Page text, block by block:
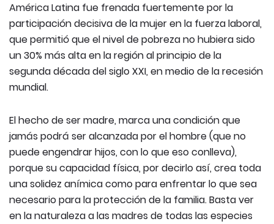
América Latina fue frenada fuertemente por la
participación decisiva de la mujer en la fuerza laboral,
que permitió que el nivel de pobreza no hubiera sido
un 30% más alta en la región al principio de la
segunda década del siglo XXI, en medio de la recesión
mundial.
El hecho de ser madre, marca una condición que
jamás podrá ser alcanzada por el hombre (que no
puede engendrar hijos, con lo que eso conlleva),
porque su capacidad física, por decirlo así, crea toda
una solidez anímica como para enfrentar lo que sea
necesario para la protección de la familia. Basta ver
en la naturaleza a las madres de todas las especies